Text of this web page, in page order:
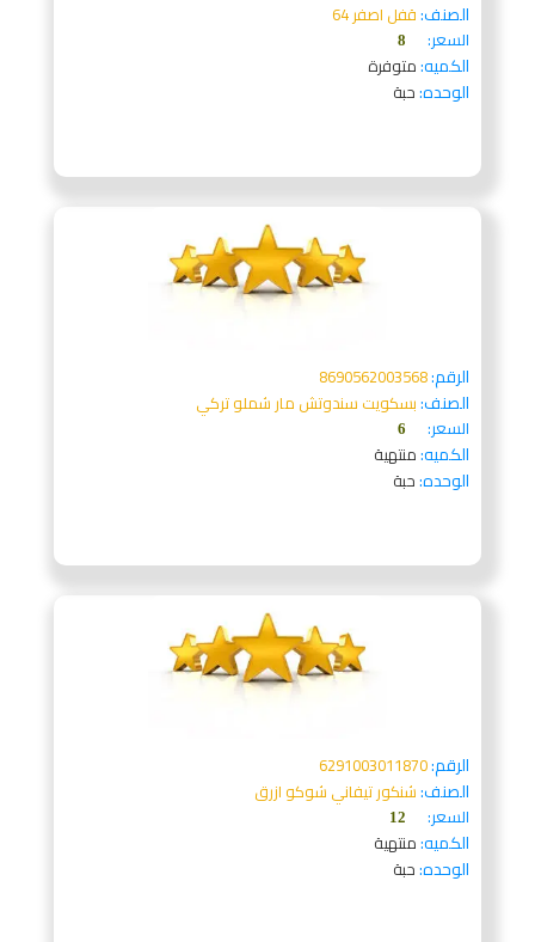
الصنف:قفل اصفر 64
السعر:
8
الكميه:متوفرة
الوحده:حبة
الرقم:8690562003568
الصنف:بسكويت سندوتش مار شملو تركي
السعر:
6
الكميه:منتهية
الوحده:حبة
الرقم:6291003011870
الصنف:شنكور تيفاني شوكو ازرق
السعر:
12
الكميه:منتهية
الوحده:حبة